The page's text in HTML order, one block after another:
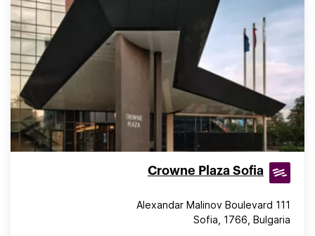
Crowne Plaza Sofia
111 Alexandar Malinov Boulevard
Sofia, 1766, Bulgaria